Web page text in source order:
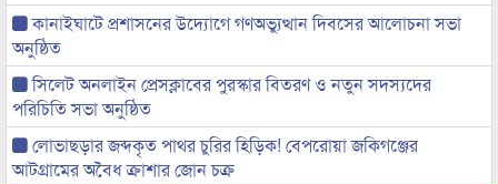
কানাইঘাটে প্রশাসনের উদ্যোগে গণঅভ্যুত্থান দিবসের আলোচনা সভা
অনুষ্ঠিত
সিলেট অনলাইন প্রেসক্লাবের পুরস্কার বিতরণ ও নতুন সদস্যদের
পরিচিতি সভা অনুষ্ঠিত
লোভাছড়ার জব্দকৃত পাথর চুরির হিড়িক! বেপরোয়া জকিগঞ্জের
আটগ্রামের অবৈধ ক্রাশার জোন চক্র